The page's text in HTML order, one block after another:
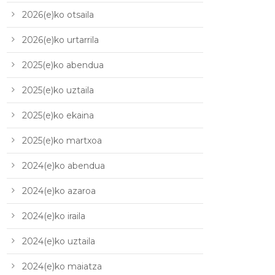
2026(e)ko otsaila
2026(e)ko urtarrila
2025(e)ko abendua
2025(e)ko uztaila
2025(e)ko ekaina
2025(e)ko martxoa
2024(e)ko abendua
2024(e)ko azaroa
2024(e)ko iraila
2024(e)ko uztaila
2024(e)ko maiatza